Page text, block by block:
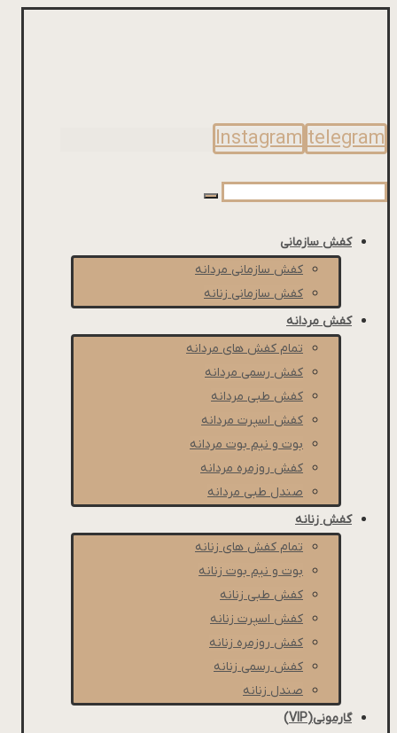
Instagram telegram
کفش سازمانی
کفش سازمانی مردانه
کفش سازمانی زنانه
کفش مردانه
تمام کفش های مردانه
کفش رسمی مردانه
کفش طبی مردانه
كفش اسپرت مردانه
بوت و نیم بوت مردانه
کفش روزمره مردانه
صندل طبی مردانه
کفش زنانه
تمام کفش های زنانه
بوت و نیم بوت زنانه
کفش طبی زنانه
کفش اسپرت زنانه
کفش روزمره زنانه
کفش رسمی زنانه
صندل زنانه
گارمونی(VIP)